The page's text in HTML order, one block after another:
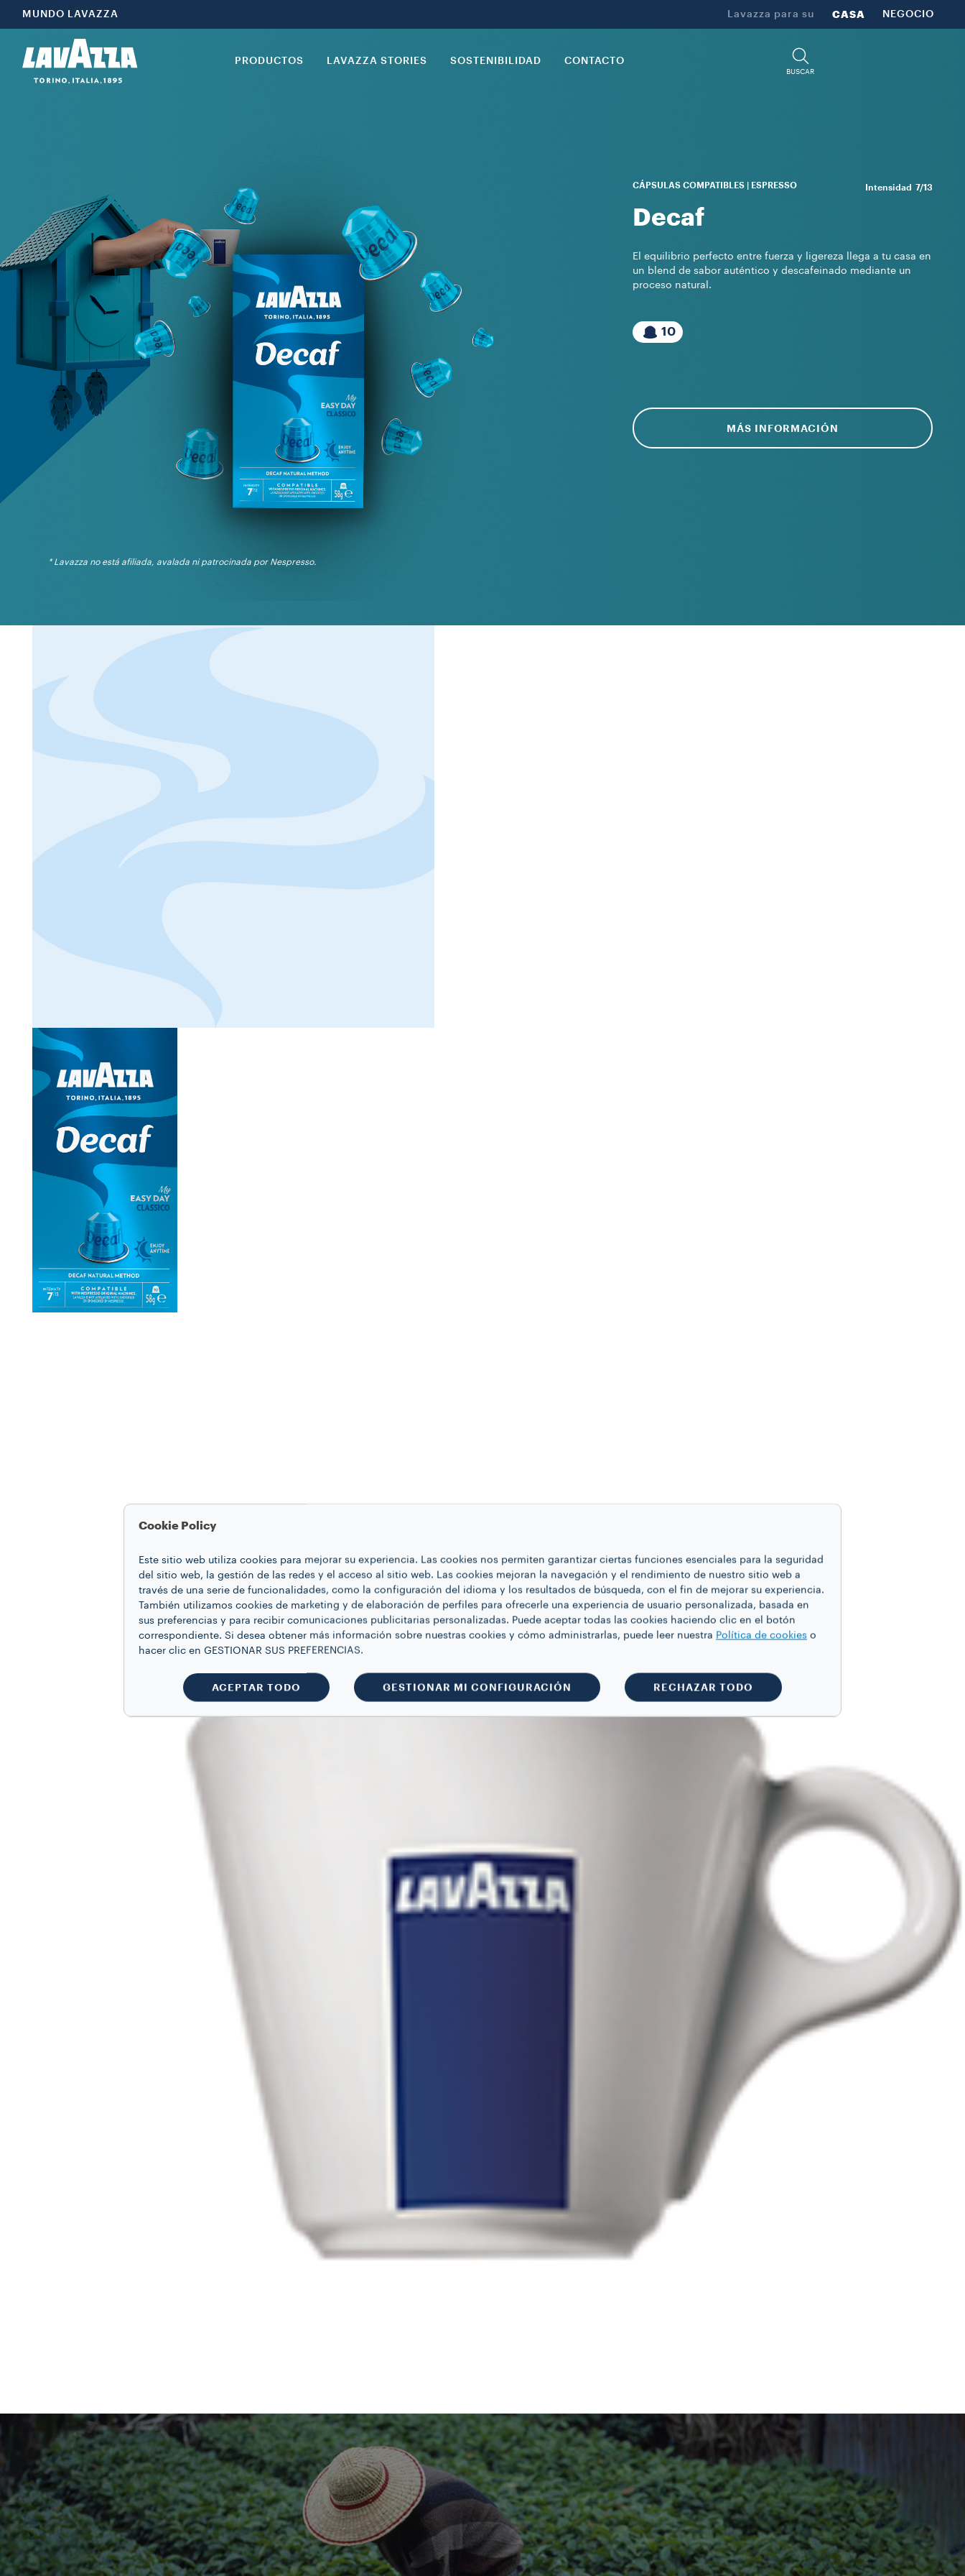
MUNDO LAVAZZA Lavazza para su CASA NEGOCIO
PRODUCTOS LAVAZZA STORIES SOSTENIBILIDAD CONTACTO
BUSCAR
CÁPSULAS COMPATIBLES | ESPRESSO Intensidad 7/13
Decaf
El equilibrio perfecto entre fuerza y ligereza llega a tu casa en
un blend de sabor auténtico y descafeinado mediante un
proceso natural.
10
MÁS INFORMACIÓN
* Lavazza no está afiliada, avalada ni patrocinada por Nespresso.
Cookie Policy
Este sitio web utiliza cookies para mejorar su experiencia. Las cookies nos permiten garantizar ciertas funciones esenciales para la seguridad
del sitio web, la gestión de las redes y el acceso al sitio web. Las cookies mejoran la navegación y el rendimiento de nuestro sitio web a
través de una serie de funcionalidades, como la configuración del idioma y los resultados de búsqueda, con el fin de mejorar su experiencia.
También utilizamos cookies de marketing y de elaboración de perfiles para ofrecerle una experiencia de usuario personalizada, basada en
sus preferencias y para recibir comunicaciones publicitarias personalizadas. Puede aceptar todas las cookies haciendo clic en el botón
correspondiente. Si desea obtener más información sobre nuestras cookies y cómo administrarlas, puede leer nuestra Política de cookies o
hacer clic en GESTIONAR SUS PREFERENCIAS.
ACEPTAR TODO GESTIONAR MI CONFIGURACIÓN RECHAZAR TODO